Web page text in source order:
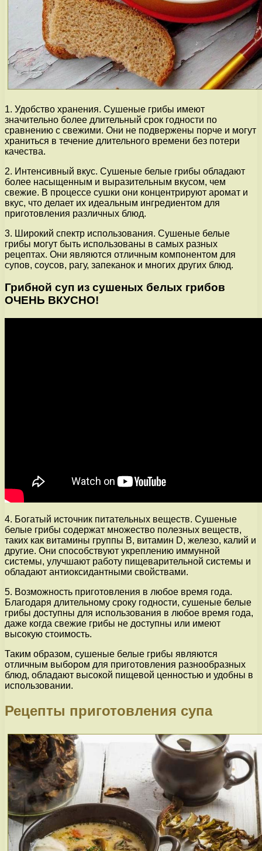
1. Удобство хранения. Сушеные грибы имеют
значительно более длительный срок годности по
сравнению с свежими. Они не подвержены порче и могут
храниться в течение длительного времени без потери
качества.
2. Интенсивный вкус. Сушеные белые грибы обладают
более насыщенным и выразительным вкусом, чем
свежие. В процессе сушки они концентрируют аромат и
вкус, что делает их идеальным ингредиентом для
приготовления различных блюд.
3. Широкий спектр использования. Сушеные белые
грибы могут быть использованы в самых разных
рецептах. Они являются отличным компонентом для
супов, соусов, рагу, запеканок и многих других блюд.
Грибной суп из сушеных белых грибов
ОЧЕНЬ ВКУСНО!
4. Богатый источник питательных веществ. Сушеные
белые грибы содержат множество полезных веществ,
таких как витамины группы В, витамин D, железо, калий и
другие. Они способствуют укреплению иммунной
системы, улучшают работу пищеварительной системы и
обладают антиоксидантными свойствами.
5. Возможность приготовления в любое время года.
Благодаря длительному сроку годности, сушеные белые
грибы доступны для использования в любое время года,
даже когда свежие грибы не доступны или имеют
высокую стоимость.
Таким образом, сушеные белые грибы являются
отличным выбором для приготовления разнообразных
блюд, обладают высокой пищевой ценностью и удобны в
использовании.
Рецепты приготовления супа